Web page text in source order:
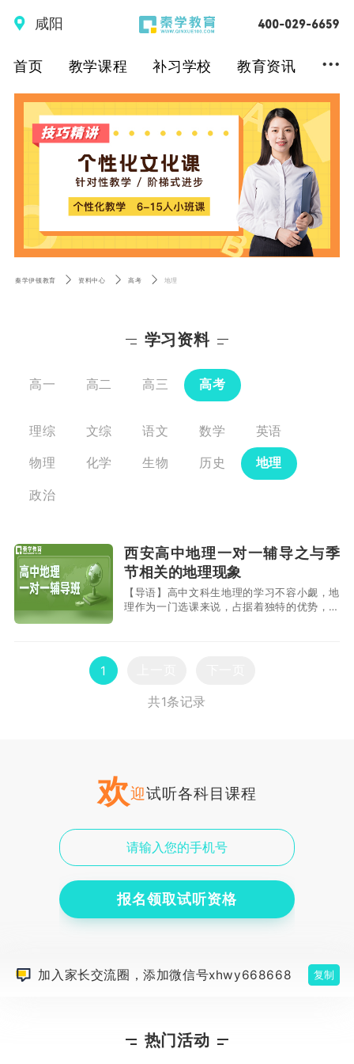
咸阳
首页 教学课程 补习学校 教育资讯 ...
秦学伊顿教育 资料中心 高考 地理
学习资料
高一 高二 高三 高考
理综 文综 语文 数学 英语
物理 化学 生物 历史 地理
政治
西安高中地理一对一辅导之与季
节相关的地理现象
【导语】高中文科生地理的学习不容小觑，地
理作为一门选课来说，占据着独特的优势，尤
1
共1条记录
欢迎试听各科目课程
报名领取试听资格
加入家长交流圈，添加微信号xhwy668668 复制
热门活动